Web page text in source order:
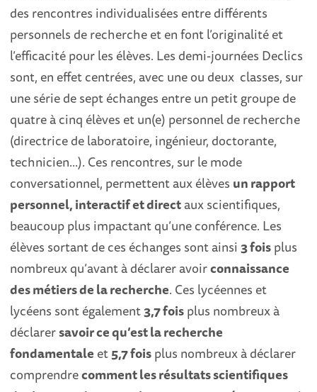
des rencontres individualisées entre différents
personnels de recherche et en font l’originalité et
l’efficacité pour les élèves. Les demi-journées Declics
sont, en effet centrées, avec une ou deux classes, sur
une série de sept échanges entre un petit groupe de
quatre à cinq élèves et un(e) personnel de recherche
(directrice de laboratoire, ingénieur, doctorante,
technicien...). Ces rencontres, sur le mode
conversationnel, permettent aux élèves un rapport
personnel, interactif et directaux scientifiques,
beaucoup plus impactant qu’une conférence. Les
élèves sortant de ces échanges sont ainsi3 foisplus
nombreux qu’avant à déclarer avoirconnaissance
des métiers de la recherche. Ces lycéennes et
lycéens sont également3,7 foisplus nombreux à
déclarersavoir ce qu’est la recherche
fondamentale et5,7 foisplus nombreux à déclarer
comprendrecomment les résultats scientifiques